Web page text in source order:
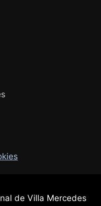
de Villa Mercedes